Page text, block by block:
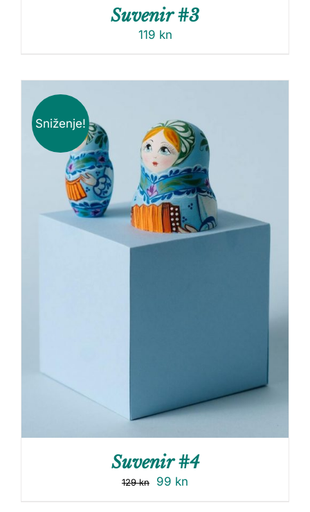
Suvenir #3
119 kn
Sniženje!
Suvenir #4
129kn 99 kn